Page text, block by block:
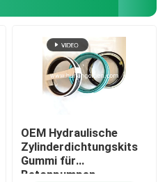
OEM Hydraulische
Zylinderdichtungskits
Gummi für
Betonpumpen